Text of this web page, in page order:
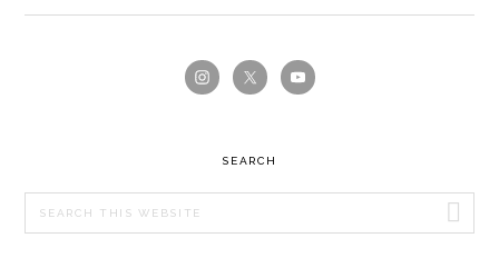
SEARCH
Search
this